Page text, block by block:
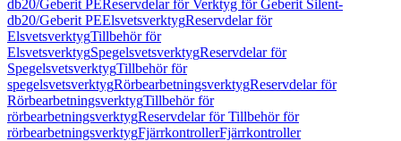
db20/Geberit PEReservdelar för Verktyg för Geberit Silent-
db20/Geberit PEElsvetsverktygReservdelar för
ElsvetsverktygTillbehör för
ElsvetsverktygSpegelsvetsverktygReservdelar för
SpegelsvetsverktygTillbehör för
spegelsvetsverktygRörbearbetningsverktygReservdelar för
RörbearbetningsverktygTillbehör för
rörbearbetningsverktygReservdelar för Tillbehör för
rörbearbetningsverktygFjärrkontrollerFjärrkontroller